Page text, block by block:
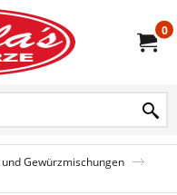
0
Gewürzmischungen